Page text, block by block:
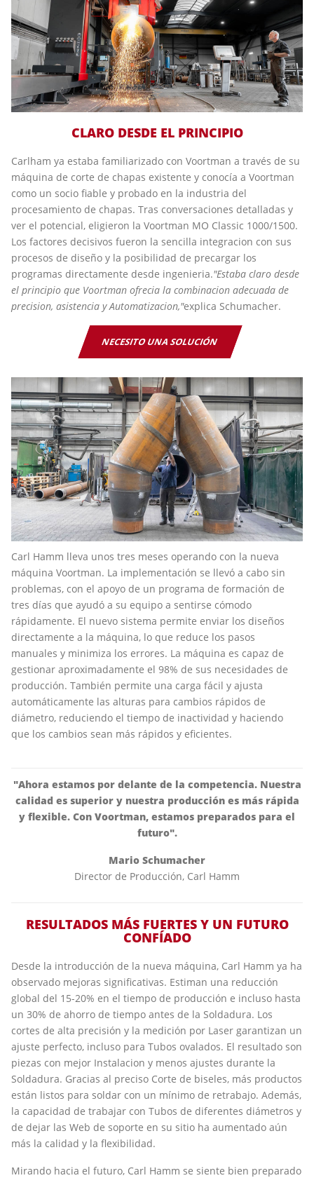
CLARO DESDE EL PRINCIPIO
Carlham ya estaba familiarizado con Voortman a través de su
máquina de corte de chapas existente y conocía a Voortman
como un socio fiable y probado en la industria del
procesamiento de chapas. Tras conversaciones detalladas y
ver el potencial, eligieron la Voortman MO Classic 1000/1500.
Los factores decisivos fueron la sencilla integracion con sus
procesos de diseño y la posibilidad de precargar los
programas directamente desde ingenieria."Estaba claro desde
el principio que Voortman ofrecia la combinacion adecuada de
precision, asistencia y Automatizacion,"explica Schumacher.
NECESITO UNA SOLUCIÓN
Carl Hamm lleva unos tres meses operando con la nueva
máquina Voortman. La implementación se llevó a cabo sin
problemas, con el apoyo de un programa de formación de
tres días que ayudó a su equipo a sentirse cómodo
rápidamente. El nuevo sistema permite enviar los diseños
directamente a la máquina, lo que reduce los pasos
manuales y minimiza los errores. La máquina es capaz de
gestionar aproximadamente el 98% de sus necesidades de
producción. También permite una carga fácil y ajusta
automáticamente las alturas para cambios rápidos de
diámetro, reduciendo el tiempo de inactividad y haciendo
que los cambios sean más rápidos y eficientes.
"Ahora estamos por delante de la competencia. Nuestra
calidad es superior y nuestra producción es más rápida
y flexible. Con Voortman, estamos preparados para el
futuro".
Mario Schumacher
Director de Producción, Carl Hamm
RESULTADOS MÁS FUERTES Y UN FUTURO
CONFÍADO
Desde la introducción de la nueva máquina, Carl Hamm ya ha
observado mejoras significativas. Estiman una reducción
global del 15-20% en el tiempo de producción e incluso hasta
un 30% de ahorro de tiempo antes de la Soldadura. Los
cortes de alta precisión y la medición por Laser garantizan un
ajuste perfecto, incluso para Tubos ovalados. El resultado son
piezas con mejor Instalacion y menos ajustes durante la
Soldadura. Gracias al preciso Corte de biseles, más productos
están listos para soldar con un mínimo de retrabajo. Además,
la capacidad de trabajar con Tubos de diferentes diámetros y
de dejar las Web de soporte en su sitio ha aumentado aún
más la calidad y la flexibilidad.
Mirando hacia el futuro, Carl Hamm se siente bien preparado